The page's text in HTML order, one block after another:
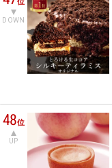
DOWN
48位
UP